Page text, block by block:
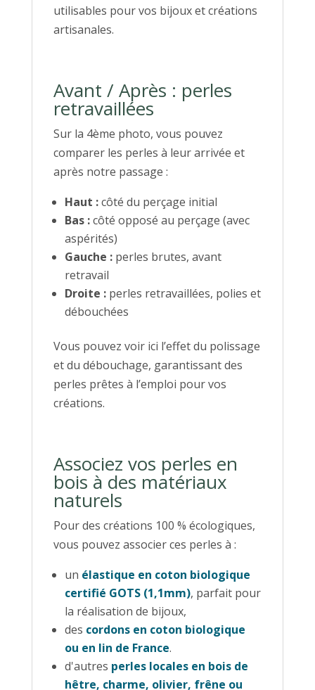
utilisables pour vos bijoux et créations
artisanales.
Avant / Après : perles
retravaillées
Sur la 4ème photo, vous pouvez
comparer les perles à leur arrivée et
après notre passage :
Haut :côté du perçage initial
Bas :côté opposé au perçage (avec
aspérités)
Gauche :perles brutes, avant
retravail
Droite :perles retravaillées, polies et
débouchées
Vous pouvez voir ici l’effet du polissage
et du débouchage, garantissant des
perles prêtes à l’emploi pour vos
créations.
Associez vos perles en
bois à des matériaux
naturels
Pour des créations 100 % écologiques,
vous pouvez associer ces perles à :
un élastique en coton biologique
certifié GOTS (1,1mm), parfait pour
la réalisation de bijoux,
des cordons en coton biologique
ou en lin de France.
d'autres perles locales en bois de
hêtre, charme, olivier, frêne ou